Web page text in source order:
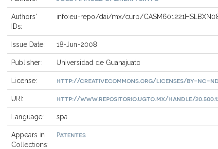
Authors'
IDs:
info:eu-repo/dai/mx/curp/
Issue Date: 18-Jun-2008
Publisher: Universidad de Guanajuato
License: http://creativecommons.org/licenses/by-nc-
URI: http://www.repositorio.ugto.mx/handle/
Language: spa
Appears in
Collections:
Patentes